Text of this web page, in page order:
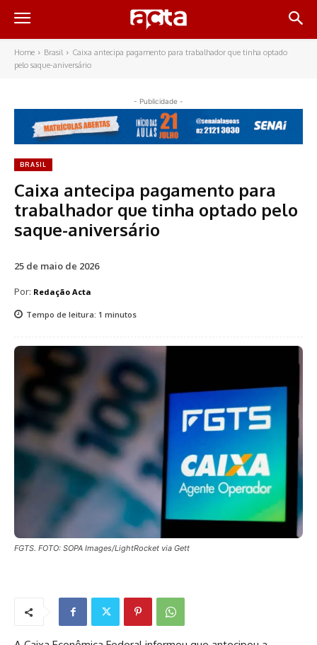
Home Brasil
Caixa antecipa pagamento para trabalhador que tinha optado
pelo saque-aniversário
- Publicidade -
BRASIL
Caixa antecipa pagamento para
trabalhador que tinha optado pelo
saque-aniversário
25 de maio de 2026
Por: Redação Acta
Tempo de leitura: 1 minutos
FGTS. FOTO: SOPA Images/LightRocket via Gett